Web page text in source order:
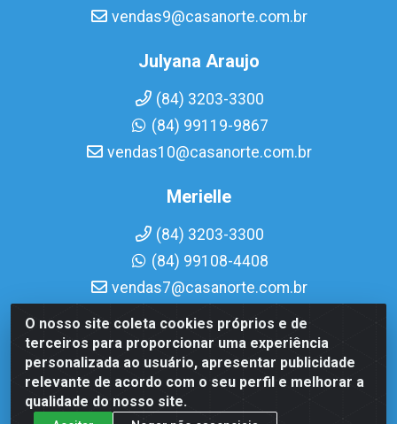
O nosso site coleta cookies próprios e de
terceiros para proporcionar uma experiência
personalizada ao usuário, apresentar publicidade
relevante de acordo com o seu perfil e melhorar a
qualidade do nosso site.
vendas9@casanorte.com.br
Julyana Araujo
(84) 3203-3300
(84) 99119-9867
vendas10@casanorte.com.br
Merielle
(84) 3203-3300
(84) 99108-4408
vendas7@casanorte.com.br
Casa Norte LTDA - Av. Interventor Mário Câmara, 1815 - Dix-
Sept Rosado, Natal/RN - CEP 59054-600 - CNPJ
08.713.513/0001-51